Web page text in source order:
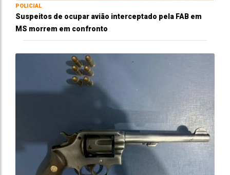
POLICIAL
Suspeitos de ocupar avião interceptado pela FAB em
MS morrem em confronto